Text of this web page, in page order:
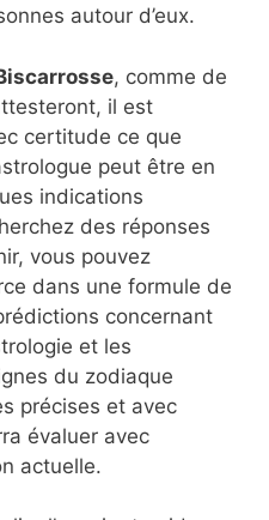
autour d’eux.
, comme de
il est
certitude ce que
peut être en
indications
des réponses
vous pouvez
dans une formule de
concernant
et les
du zodiaque
précises et avec
évaluer avec
actuelle.